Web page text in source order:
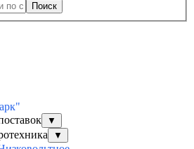
Поиск
▼
▼